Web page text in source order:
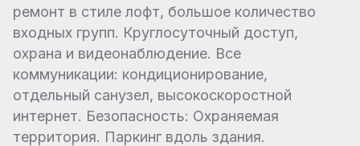
ремонт в стиле лофт, большое количество
входных групп. Круглосуточный доступ,
охрана и видеонаблюдение. Все
коммуникации: кондиционирование,
отдельный санузел, высокоскоростной
интернет. Безопасность: Охраняемая
территория. Паркинг вдоль здания.